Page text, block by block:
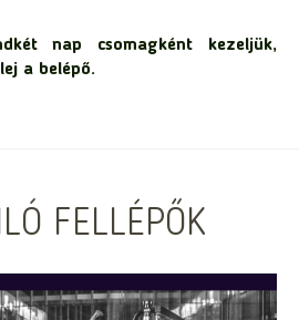
nap csomagként kezeljük,
a belépő.
FELLÉPŐK